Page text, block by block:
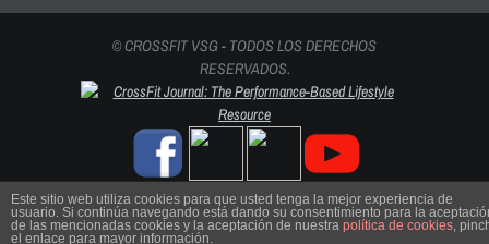
© CROSSFIT VSG - TODOS LOS DERECHOS
RESERVADOS.
Este sitio web utiliza cookies para que usted tenga la mejor experiencia de
usuario. Si continúa navegando está dando su consentimiento para la
de las mencionadas cookies y la aceptación de nuestra política de cookies,
el enlace para mayor información.